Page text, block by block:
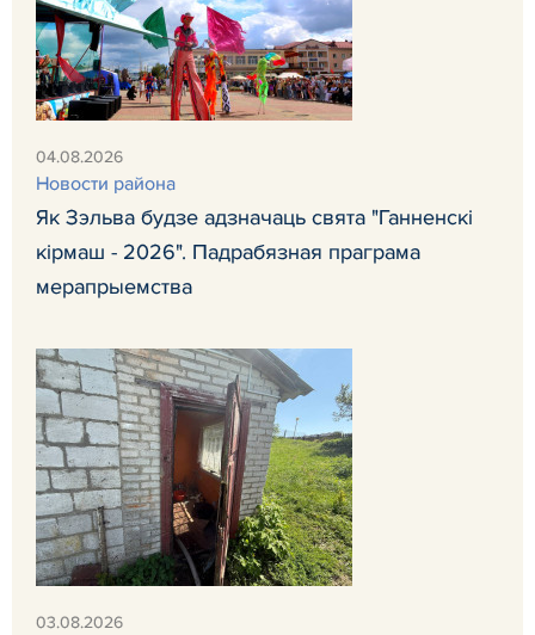
04.08.2026
Новости района
Як Зэльва будзе адзначаць свята "Ганненскі
кірмаш - 2026". Падрабязная праграма
мерапрыемства
03.08.2026